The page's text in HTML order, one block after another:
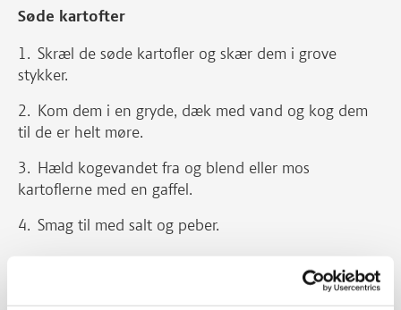
Søde kartofter
Skræl de søde kartofler og skær dem i grove
stykker.
Kom dem i en gryde, dæk med vand og kog dem
til de er helt møre.
Hæld kogevandet fra og blend eller mos
kartoflerne med en gaffel.
Smag til med salt og peber.
Skær avocadoen og tomaten i små tern.